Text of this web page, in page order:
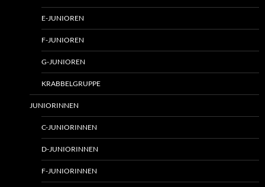
E-JUNIOREN
F-JUNIOREN
G-JUNIOREN
KRABBELGRUPPE
JUNIORINNEN
C-JUNIORINNEN
D-JUNIORINNEN
F-JUNIORINNEN